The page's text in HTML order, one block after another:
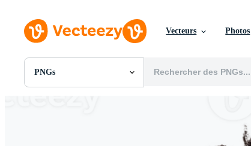
Vecteurs Photos
PNGs
Toutes Images